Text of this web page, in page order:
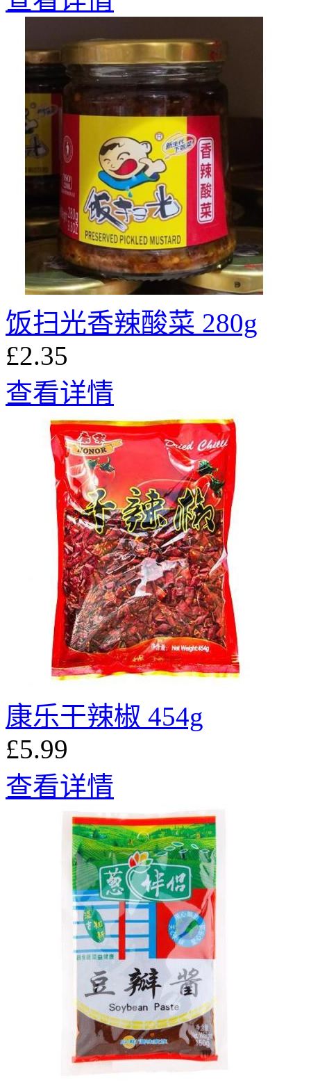
饭扫光香辣酸菜 280g
£2.35
查看详情
康乐干辣椒 454g
£5.99
查看详情